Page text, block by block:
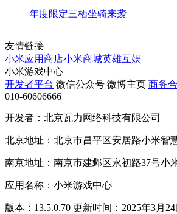
年度限定三栖坐骑来袭
友情链接
小米应用商店小米商城英雄互娱
小米游戏中心
开发者平台 微信公众号 微博主页 商务
010-60606666
开发者：北京瓦力网络科技有限公司
北京地址：北京市昌平区安居路小米智
南京地址：南京市建邺区永初路37号小
应用名称：小米游戏中心
版本：13.5.0.70 更新时间：2025年3月24